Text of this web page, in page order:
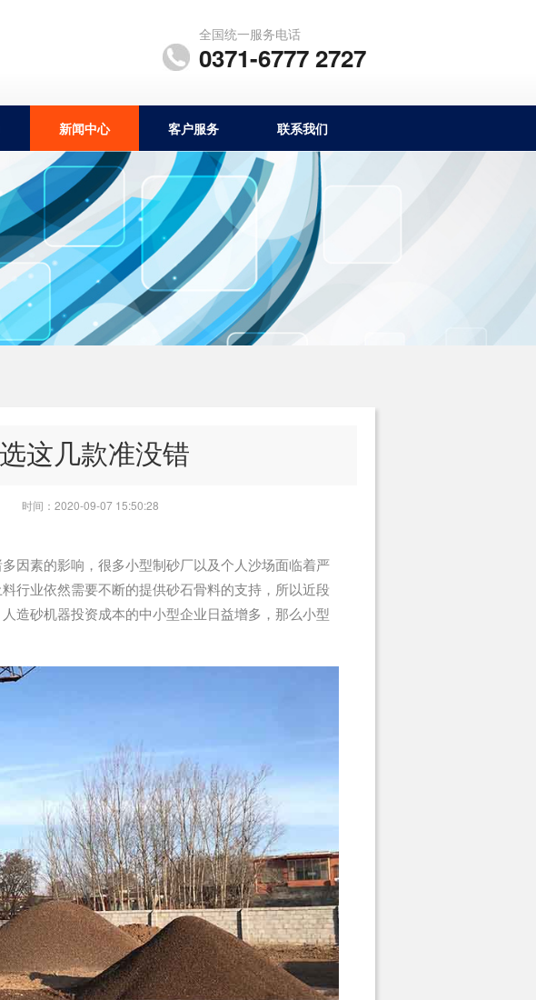
全国统一服务电话
0371-6777 2727
新闻中心 客户服务 联系我们
这几款准没错
时间：2020-09-07 15:50:28
因素的影响，很多小型制砂厂以及个人沙场面临着严
行业依然需要不断的提供砂石骨料的支持，所以近段
造砂机器投资成本的中小型企业日益增多，那么小型